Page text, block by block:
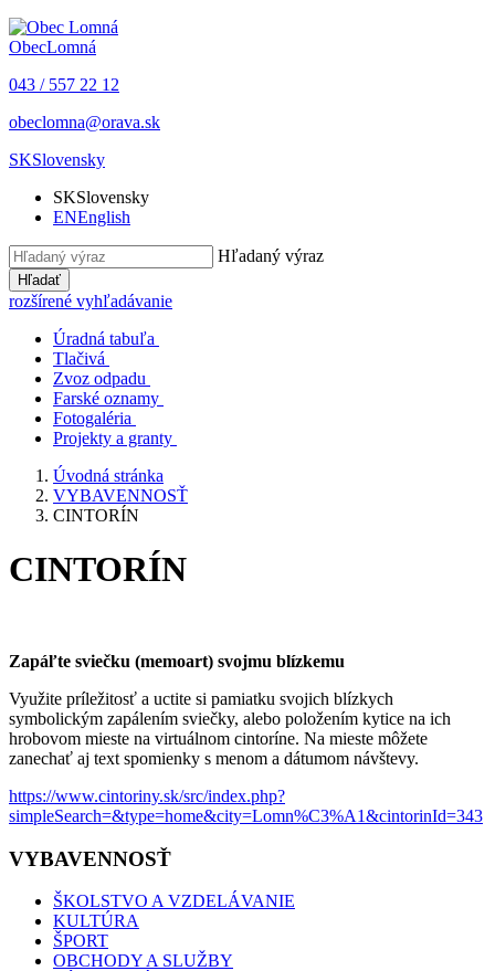
ObecLomná
043 / 557 22 12
obeclomna@orava.sk
SKSlovensky
SKSlovensky
ENEnglish
Hľadaný výraz
Hľadať
rozšírené vyhľadávanie
Úradná tabuľa
Tlačivá
Zvoz odpadu
Farské oznamy
Fotogaléria
Projekty a granty
Úvodná stránka
VYBAVENNOSŤ
CINTORÍN
CINTORÍN
Zapáľte sviečku (memoart) svojmu blízkemu
Využite príležitosť a uctite si pamiatku svojich blízkych
symbolickým zapálením sviečky, alebo položením kytice na ich
hrobovom mieste na virtuálnom cintoríne. Na mieste môžete
zanechať aj text spomienky s menom a dátumom návštevy.
https://www.cintoriny.sk/src/index.php?
simpleSearch=&type=home&city=Lomn%C3%A1&cintorinId=343
VYBAVENNOSŤ
ŠKOLSTVO A VZDELÁVANIE
KULTÚRA
ŠPORT
OBCHODY A SLUŽBY